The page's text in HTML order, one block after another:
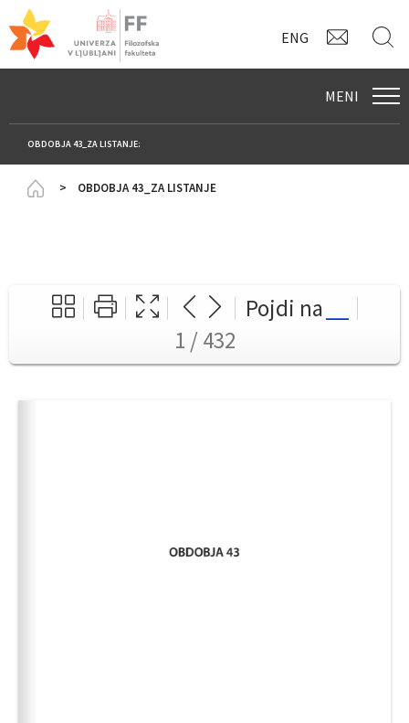
ENG
MENI
OBDOBJA 43_ZA LISTANJE:
HomepageOBDOBJA 43_ZA LISTANJE
Pojdi na
1 / 432